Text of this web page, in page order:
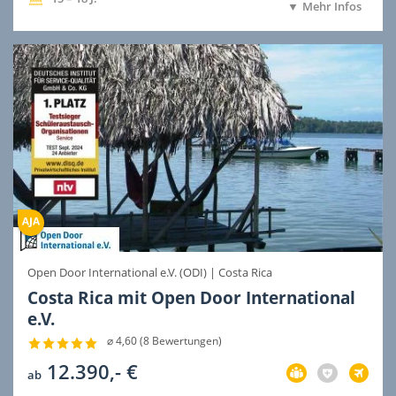
Ausreise
Mehr Infos
Open Door International e.V. (ODI) | Costa Rica
Costa Rica mit Open Door International
e.V.
⌀ 4,60 (8 Bewertungen)
ab 12.390,- €
Vorbereitung
im
Versicherung
nicht
Flug
im